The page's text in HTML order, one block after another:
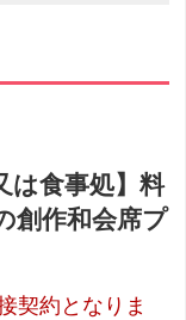
は食事処】料
創作和会席プ
契約となりま